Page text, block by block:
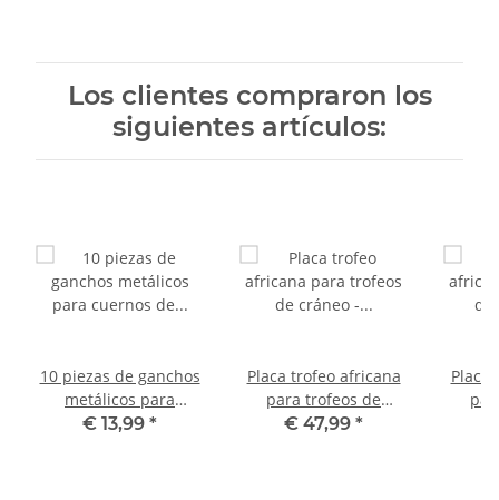
Los clientes compraron los
siguientes artículos:
10 piezas de ganchos
metálicos para
cuernos de ciervo
€ 13,99 *
Placa trofeo africana
para trofeos de
cráneo - Altura del
€ 47,99 *
Placa